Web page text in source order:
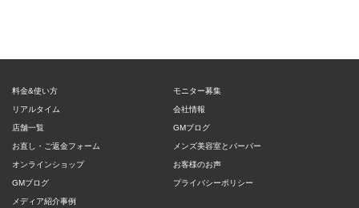
料金&使い方
リアルタイム
店舗一覧
お直し・ご返金フォーム
オンラインショップ
GMブログ
メディア紹介事例
モニター募集
会社情報
GMブログ
メンズ美容室とバーバー
お客様のお声
プライバシーポリシー